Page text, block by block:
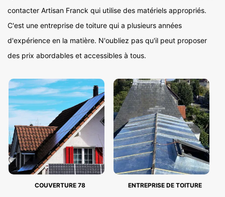
contacter Artisan Franck qui utilise des matériels appropriés.
C'est une entreprise de toiture qui a plusieurs années
d'expérience en la matière. N'oubliez pas qu'il peut proposer
des prix abordables et accessibles à tous.
COUVERTURE 78 ENTREPRISE DE TOITURE